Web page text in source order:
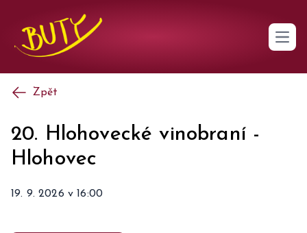
Open
Zpět
20. Hlohovecké vinobraní-
Hlohovec
19. 9. 2026v 16:00